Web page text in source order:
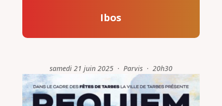
Ibos
samedi 21 juin 2025 · Parvis · 20h30